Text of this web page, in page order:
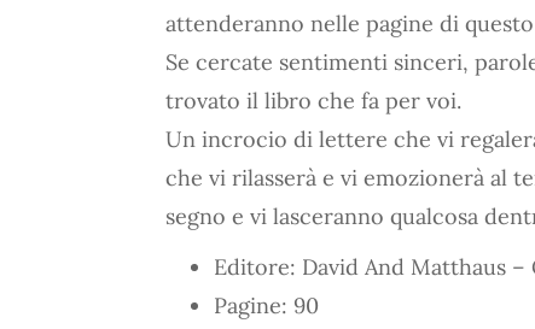
attenderanno nelle pagine di
Se cercate sentimenti sinceri,
trovato il libro che fa per voi.
Un incrocio di lettere che vi
che vi rilasserà e vi emozionerà al
segno e vi lasceranno qualcosa
Editore: David And Matthaus –
Pagine: 90